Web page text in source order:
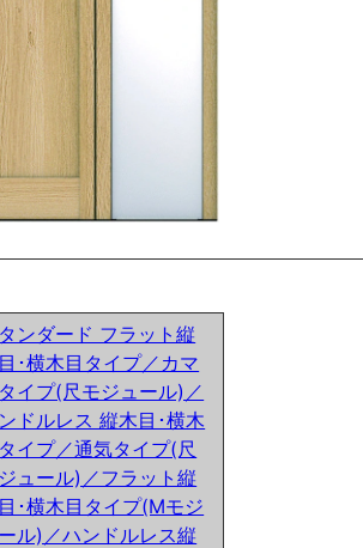
ンダード フラット縦
･横木目タイプ／カマ
イプ(尺モジュール)／
ドルレス 縦木目･横木
イプ／通気タイプ(尺
ュール)／フラット縦
･横木目タイプ(Mモジ
ル)／ハンドルレス縦